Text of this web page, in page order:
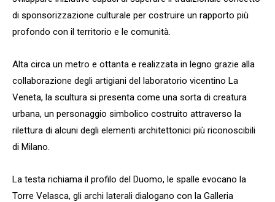
di sponsorizzazione culturale per costruire un rapporto più
profondo con il territorio e le comunità.
Alta circa un metro e ottanta e realizzata in legno grazie alla
collaborazione degli artigiani del laboratorio vicentino La
Veneta, la scultura si presenta come una sorta di creatura
urbana, un personaggio simbolico costruito attraverso la
rilettura di alcuni degli elementi architettonici più riconoscibili
di Milano.
La testa richiama il profilo del Duomo, le spalle evocano la
Torre Velasca, gli archi laterali dialogano con la Galleria